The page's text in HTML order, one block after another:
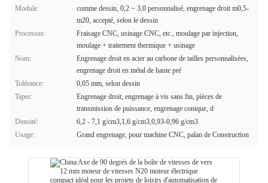
Module:
comme dessin, 0,2 ~ 3,0 personnalisé, engrenage droit m0,5-
m20, accepté, selon le dessin
Processus:
Fraisage CNC, usinage CNC, etc., moulage par injection,
moulage + traitement thermique + usinage
Nom:
Engrenage droit en acier au carbone de tailles personnalisées,
engrenage droit en métal de haute pré
Tolérance:
0,05 mm, selon dessin
Taper:
Engrenage droit, engrenage à vis sans fin, pièces de
transmission de puissance, engrenage conique, d
Densité:
6,2 - 7,1 g/cm3,1,6 g/cm3,0,93-0,96 g/cm3
Usage:
Grand engrenage, pour machine CNC, palan de Construction